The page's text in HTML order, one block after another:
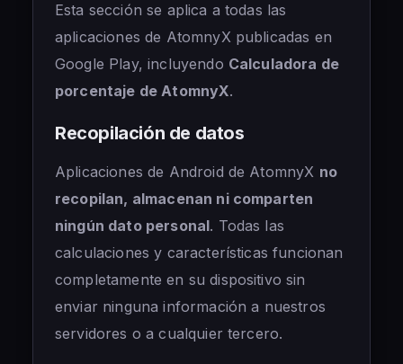
Esta sección se aplica a todas las
aplicaciones de AtomnyX publicadas en
Google Play, incluyendo Calculadora de
porcentaje de AtomnyX.
Recopilación de datos
Aplicaciones de Android de AtomnyX no
recopilan, almacenan ni comparten
ningún dato personal. Todas las
calculaciones y características funcionan
completamente en su dispositivo sin
enviar ninguna información a nuestros
servidores o a cualquier tercero.